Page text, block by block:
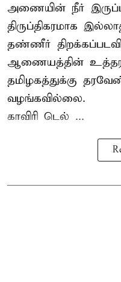
அணையின் நீர்
திருப்திகரமாக
தண்ணீர்
ஆணையத்தின்
தமிழகத்துக்கு
வழங்கவில்லை.
காவிரி டெல் ...